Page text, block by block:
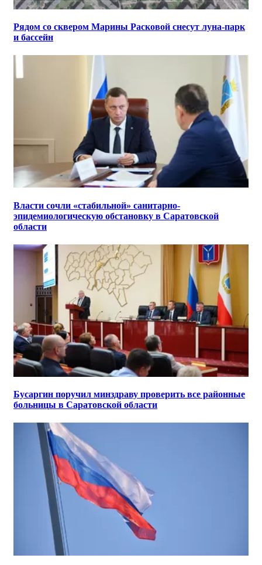
Рядом со сквером Марины Расковой снесут луна-парк
и бассейн
Власти сочли «стабильной» санитарно-
эпидемиологическую обстановку в Саратовской
области
Бусаргин поручил минздраву проверить все районные
больницы в Саратовской области